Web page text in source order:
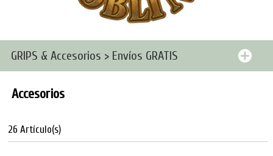
GRIPS & Accesorios > Envíos GRATIS
Accesorios
26 Artículo(s)